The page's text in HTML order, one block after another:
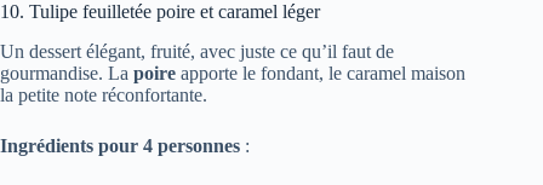
10. Tulipe feuilletée poire et caramel léger
Un dessert élégant, fruité, avec juste ce qu’il faut de
gourmandise. La poire apporte le fondant, le caramel maison
la petite note réconfortante.
Ingrédients pour 4 personnes :